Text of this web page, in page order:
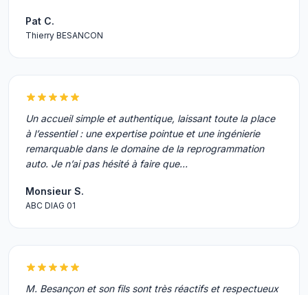
Pat C.
Thierry BESANCON
Un accueil simple et authentique, laissant toute la place
à l’essentiel : une expertise pointue et une ingénierie
remarquable dans le domaine de la reprogrammation
auto. Je n’ai pas hésité à faire que…
Monsieur S.
ABC DIAG 01
M. Besançon et son fils sont très réactifs et respectueux